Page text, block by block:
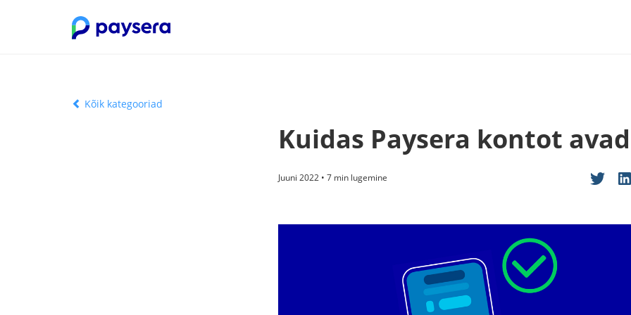
Kõik kategooriad
Kuidas Paysera kontot
Juuni 2022 • 7 min lugemine